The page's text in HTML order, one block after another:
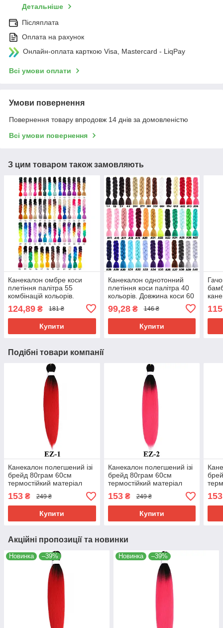
Детальніше
Післяплата
Оплата на рахунок
Онлайн-оплата карткою Visa, Mastercard - LiqPay
Всі умови оплати
Умови повернення
Повернення товару впродовж 14 днів за домовленістю
Всі умови повернення
З цим товаром також замовляють
Канекалон омбре коси
плетіння палітра 55
комбінацій кольорів.
Термостійкий
124,89 ₴ 181 ₴
Купити
Канекалон однотонний
плетіння коси палітра 40
кольорів. Довжина коси 60
99,28₴ 146 ₴
Купити
115
Подібні товари компанії
Канекалон полегшений ізі
брейд 80грам 60см
термостійкий матеріал
180°C EZ-1 хвіст омбре
Easy Braid
153 ₴ 249 ₴
Купити
Канекалон полегшений ізі
брейд 80грам 60см
термостійкий матеріал
180°C EZ-2 хвіст омбре
Easy Braid
153₴ 249 ₴
Купити
153
Акційні пропозиції та новинки
Новинка –39% Новинка –39%